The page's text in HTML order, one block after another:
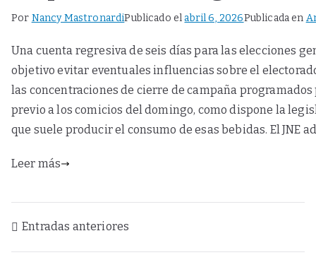
Por Nancy MastronardiPublicado elabril 6, 2026Publicada en
Una cuenta regresiva de seis días para las elecciones
objetivo evitar eventuales influencias sobre el
las concentraciones de cierre de campaña
previo a los comicios del domingo, como dispone la
que suele producir el consumo de esas bebidas. El JNE
Leer más
Entradas anteriores